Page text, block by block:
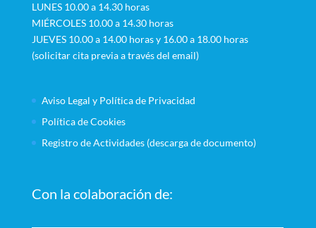
LUNES 10.00 a 14.30 horas
MIÉRCOLES 10.00 a 14.30 horas
JUEVES 10.00 a 14.00 horas y 16.00 a 18.00 horas
(solicitar cita previa a través del email)
Aviso Legal y Política de Privacidad
Política de Cookies
Registro de Actividades (descarga de documento)
Con la colaboración de: